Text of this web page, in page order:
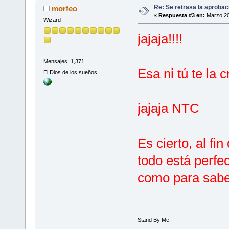
morfeo
Wizard
Mensajes: 1,371
El Dios de los sueños
Re: Se retrasa la
« Respuesta #3 en: Marzo
jajaja!!!!
Esa ni tú te la
jajaja NTC
Es cierto, al fin
todo está
como para
Stand By Me.